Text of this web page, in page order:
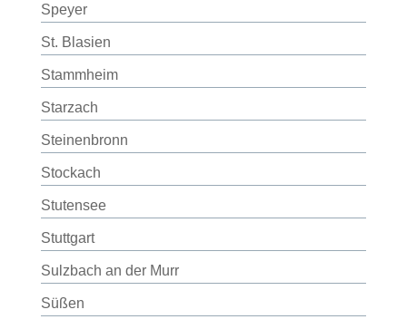
Speyer
St. Blasien
Stammheim
Starzach
Steinenbronn
Stockach
Stutensee
Stuttgart
Sulzbach an der Murr
Süßen